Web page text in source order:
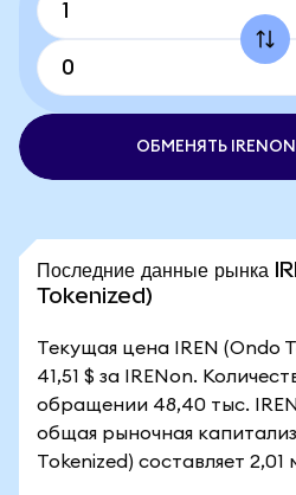
ОБМЕНЯТЬ IRENON
Последние данные рынка
Tokenized)
Текущая цена IREN (Ondo
41,51 $ за IRENon.
обращении 48,40 тыс.
общая рыночная
Tokenized) составляет 2,01